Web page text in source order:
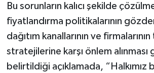
Bu sorunların kalıcı şekilde
fiyatlandırma politikalarının
dağıtım kanallarının ve
stratejilerine karşı önlem
belirtildiği açıklamada, “Halkımız